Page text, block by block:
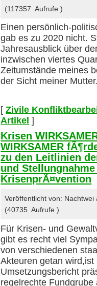
(117357 Aufrufe )
Einen persönlich-
gab es zu 2020 nicht.
Jahresausblick über
inzwischen viertes
Zeitumstände meines
der Sicht meiner
[Zivile
Artikel ]
Krisen
WIRKSAMER
zu den Leitlinien
und
KrisenprÃ¤vention
Veröffentlicht von:
(40735 Aufrufe )
Für Krisen- und
gibt es recht viel
von verschiedenen
Akteuren getan
Umsetzungsbericht
regelrechte